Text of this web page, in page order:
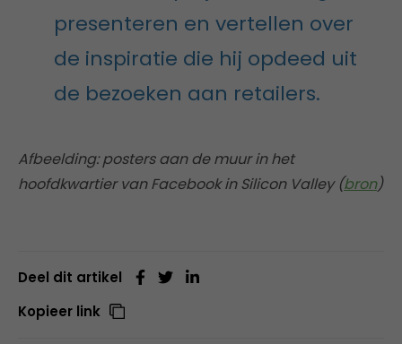
presenteren en vertellen over
de inspiratie die hij opdeed uit
de bezoeken aan retailers.
Afbeelding: posters aan de muur in het
hoofdkwartier van Facebook in Silicon Valley (bron)
Deel dit artikel
Kopieer link